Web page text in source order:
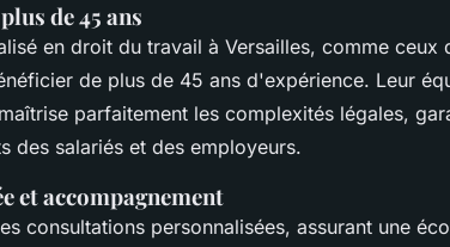
de 45 ans
en droit du travail à Versailles, comme ceux
de plus de 45 ans d'expérience. Leur
maîtrise parfaitement les complexités légales,
des salariés et des employeurs.
et accompagnement
consultations personnalisées, assurant une